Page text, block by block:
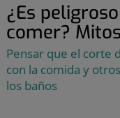
¿Es
comer?
Pensar que el corte
con la comida y
los baños